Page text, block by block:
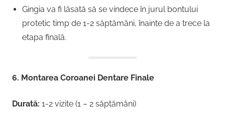
Gingia va fi lăsată să se vindece în jurul bontului
protetic timp de 1-2 săptămâni, înainte de a trece la
etapa finală.
6. Montarea Coroanei Dentare Finale
Durată: 1-2 vizite (1 – 2 săptămâni)